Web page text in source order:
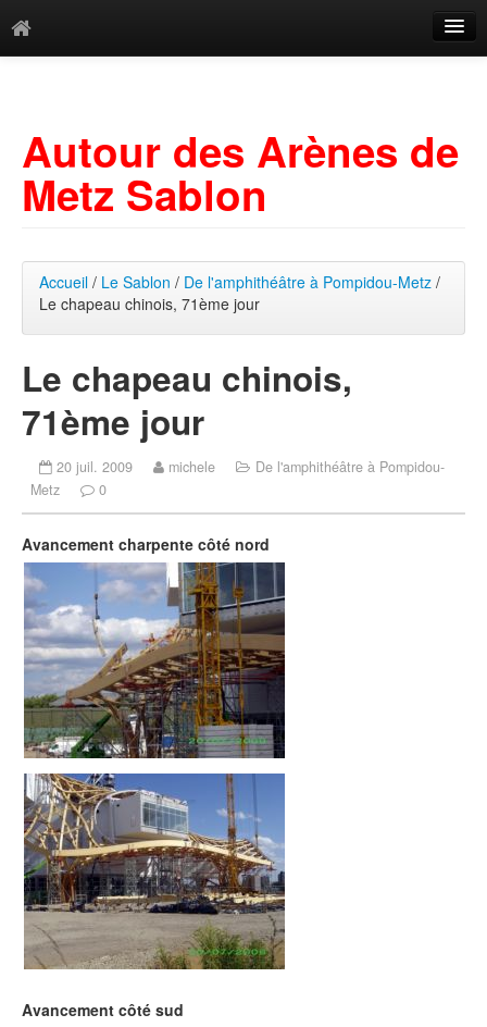
Mots-clés
Autour des Arènes de
Metz Sablon
Accueil / Le Sablon / De l'amphithéâtre à Pompidou-Metz /
Le chapeau chinois, 71ème jour
Le chapeau chinois,
71ème jour
20 juil. 2009 michele
De l'amphithéâtre à Pompidou-
Metz
0
Avancement charpente côté nord
Avancement côté sud